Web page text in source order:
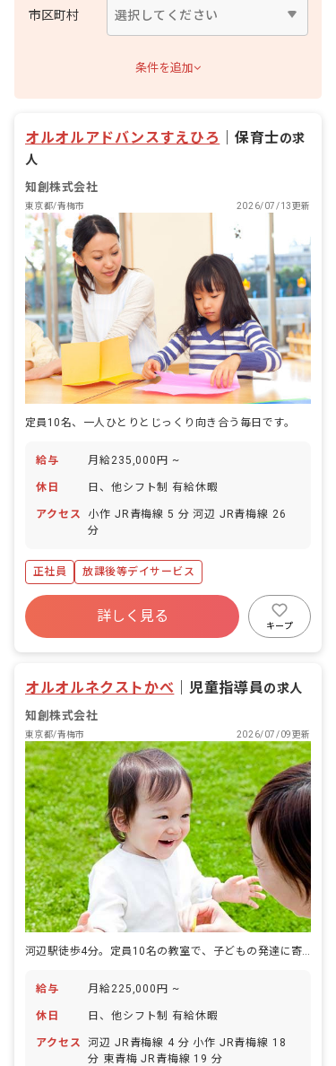
市区町村
条件を追加
オルオルアドバンスすえひろ 保育士の求
人
知創株式会社
東京都/青梅市 2026/07/13更新
定員10名、一人ひとりとじっくり向き合う毎日です。
給与 月給235,000円 ~
休日 日、他シフト制 有給休暇
アクセス
小作 JR青梅線 5 分 河辺 JR青梅線 26
分
正社員 放課後等デイサービス
詳しく見る
キープ
オルオルネクストかべ ｜児童指導員の求人
知創株式会社
東京都/青梅市 2026/07/09更新
給与 月給225,000円 ~
休日 日、他シフト制 有給休暇
アクセス
河辺 JR青梅線 4 分 小作 JR青梅線 18
分 東青梅 JR青梅線 19 分